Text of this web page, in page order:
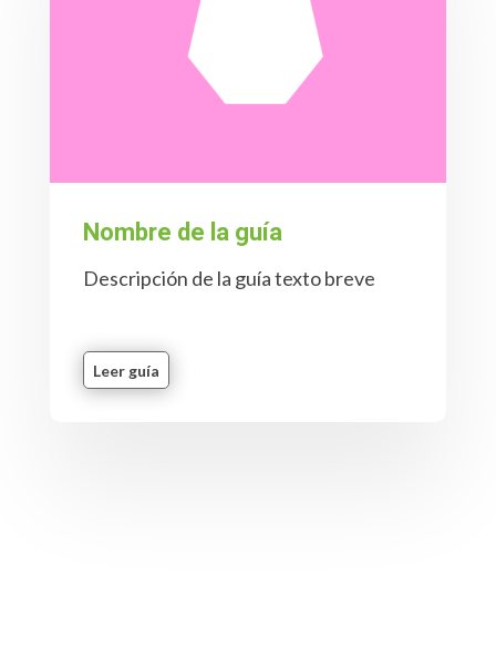
Nombre de la guía
Descripción de la guía texto breve
Leer guía